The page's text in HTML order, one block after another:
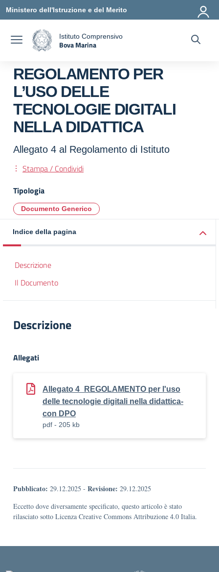
Vai ai contenuti
Vai al menu di navigazione
Vai al footer
Ministero dell'Istruzione e del Merito
Istituto Comprensivo
Bova Marina
REGOLAMENTO PER
L’USO DELLE
TECNOLOGIE DIGITALI
NELLA DIDATTICA
Allegato 4 al Regolamento di Istituto
Stampa / Condividi
Tipologia
Documento Generico
Indice della pagina
Descrizione
Il Documento
Descrizione
Allegati
Allegato 4_REGOLAMENTO per l'uso
delle tecnologie digitali nella didattica-
con DPO
pdf - 205 kb
Pubblicato: 29.12.2025 - Revisione: 29.12.2025
Eccetto dove diversamente specificato, questo articolo è stato
rilasciato sotto Licenza Creative Commons Attribuzione 4.0 Italia.